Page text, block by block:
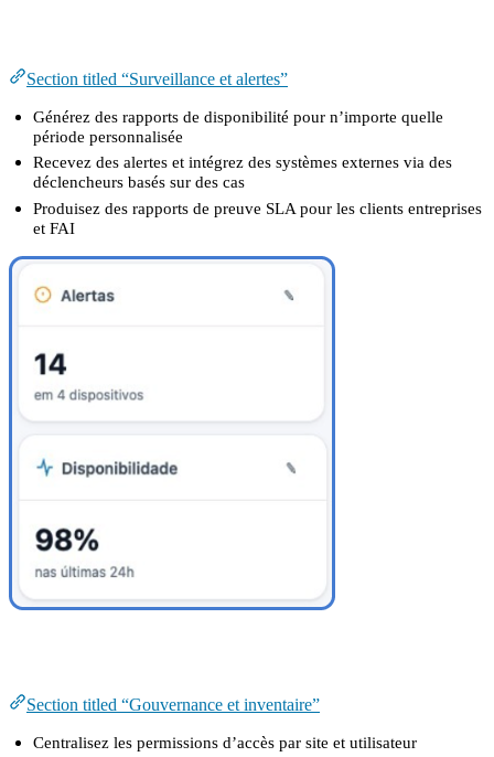
Section titled “Surveillance et alertes”
Générez des rapports de disponibilité pour n’importe quelle
période personnalisée
Recevez des alertes et intégrez des systèmes externes via des
déclencheurs basés sur des cas
Produisez des rapports de preuve SLA pour les clients entreprises
et FAI
Section titled “Gouvernance et inventaire”
Centralisez les permissions d’accès par site et utilisateur